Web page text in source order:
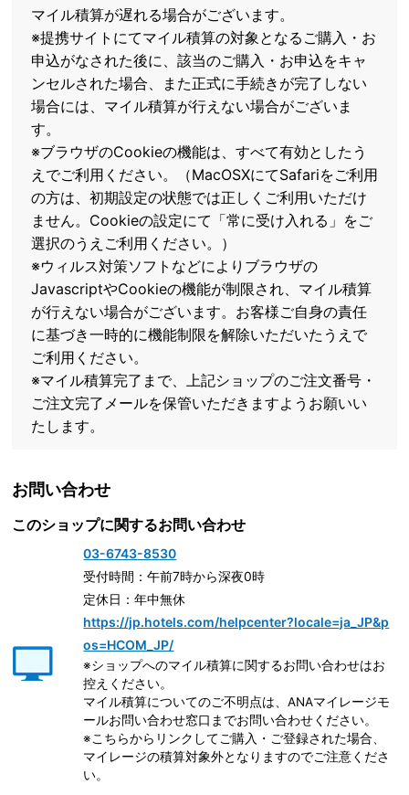
マイル積算が遅れる場合がございます。
※提携サイトにてマイル積算の対象となるご購入・お
申込がなされた後に、該当のご購入・お申込をキャ
ンセルされた場合、また正式に手続きが完了しない
場合には、マイル積算が行えない場合がございま
す。
※ブラウザのCookieの機能は、すべて有効としたう
えでご利用ください。（MacOSXにてSafariをご利用
の方は、初期設定の状態では正しくご利用いただけ
ません。Cookieの設定にて「常に受け入れる」をご
選択のうえご利用ください。）
※ウィルス対策ソフトなどによりブラウザの
JavascriptやCookieの機能が制限され、マイル積算
が行えない場合がございます。お客様ご自身の責任
に基づき一時的に機能制限を解除いただいたうえで
ご利用ください。
※マイル積算完了まで、上記ショップのご注文番号・
ご注文完了メールを保管いただきますようお願いい
たします。
お問い合わせ
このショップに関するお問い合わせ
03-6743-8530
受付時間：午前7時から深夜0時
定休日：年中無休
https://jp.hotels.com/helpcenter?locale=ja_JP&p
os=HCOM_JP/
※ショップへのマイル積算に関するお問い合わせはお
控えください。
マイル積算についてのご不明点は、ANAマイレージモ
ールお問い合わせ窓口までお問い合わせください。
※こちらからリンクしてご購入・ご登録された場合、
マイレージの積算対象外となりますのでご注意くださ
い。